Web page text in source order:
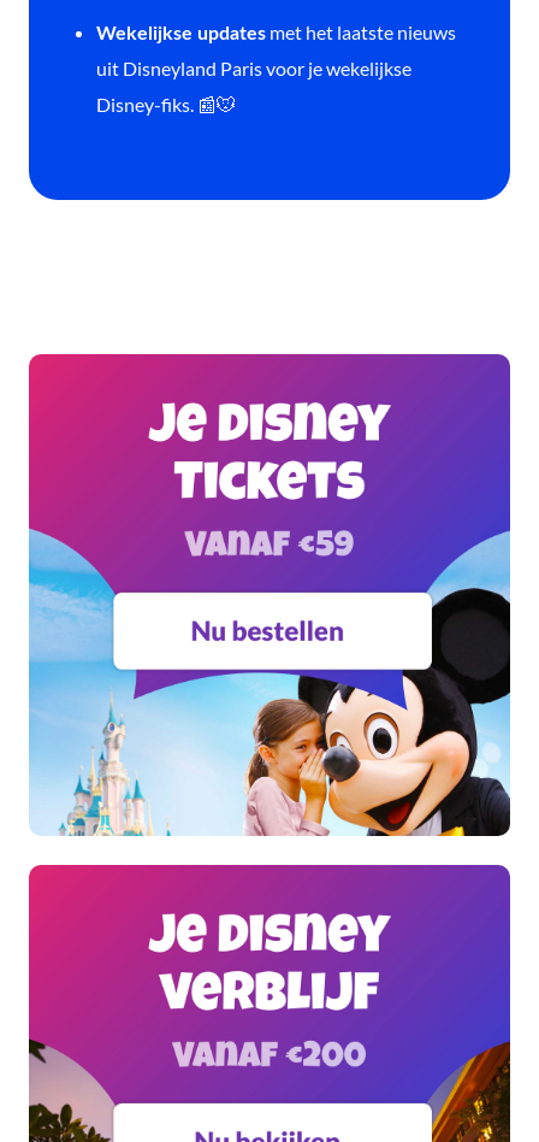
Wekelijkse updates met het laatste nieuws
uit Disneyland Paris voor je wekelijkse
Disney-fiks. 📰🐭